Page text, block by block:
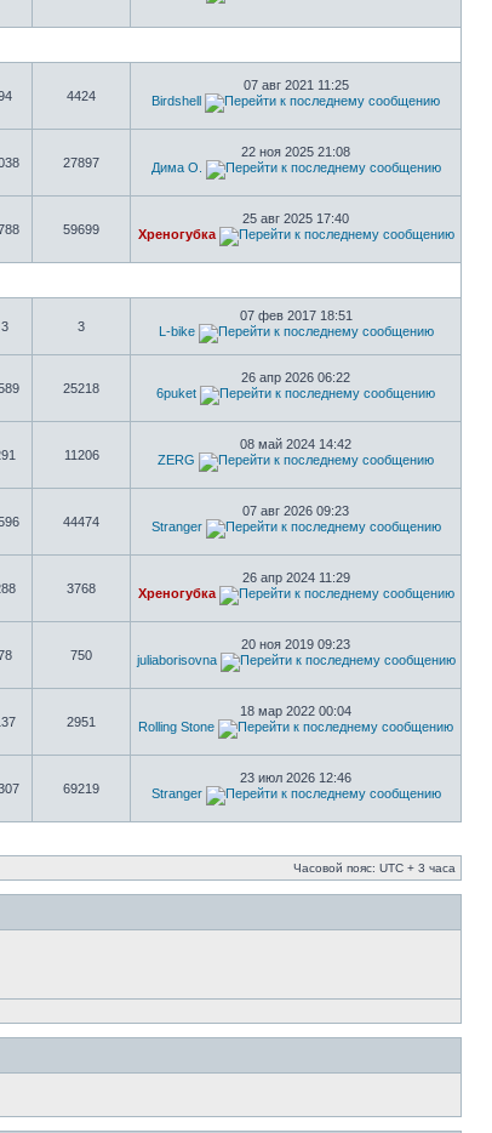
4424
07 авг 2021 11:25
Birdshell
27897
22 ноя 2025 21:08
Дима О.
59699
25 авг 2025 17:40
Хреногубка
3 3
07 фев 2017 18:51
L-bike
25218
26 апр 2026 06:22
6puket
11206
08 май 2024 14:42
ZERG
44474
07 авг 2026 09:23
Stranger
3768
26 апр 2024 11:29
Хреногубка
750
20 ноя 2019 09:23
juliaborisovna
2951
18 мар 2022 00:04
Rolling Stone
69219
23 июл 2026 12:46
Stranger
Часовой пояс: UTC + 3 часа